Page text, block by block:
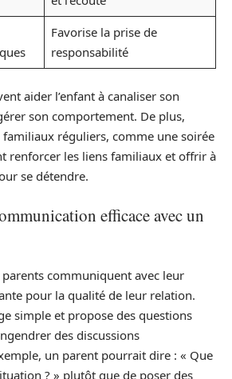
Favorise la prise de
responsabilité
aider l’enfant à canaliser son
son comportement. De plus,
réguliers, comme une soirée
renforcer les liens familiaux et offrir à
se détendre.
efficace avec un
communiquent avec leur
pour la qualité de leur relation.
simple et propose des questions
des discussions
un parent pourrait dire : « Que
? » plutôt que de poser des